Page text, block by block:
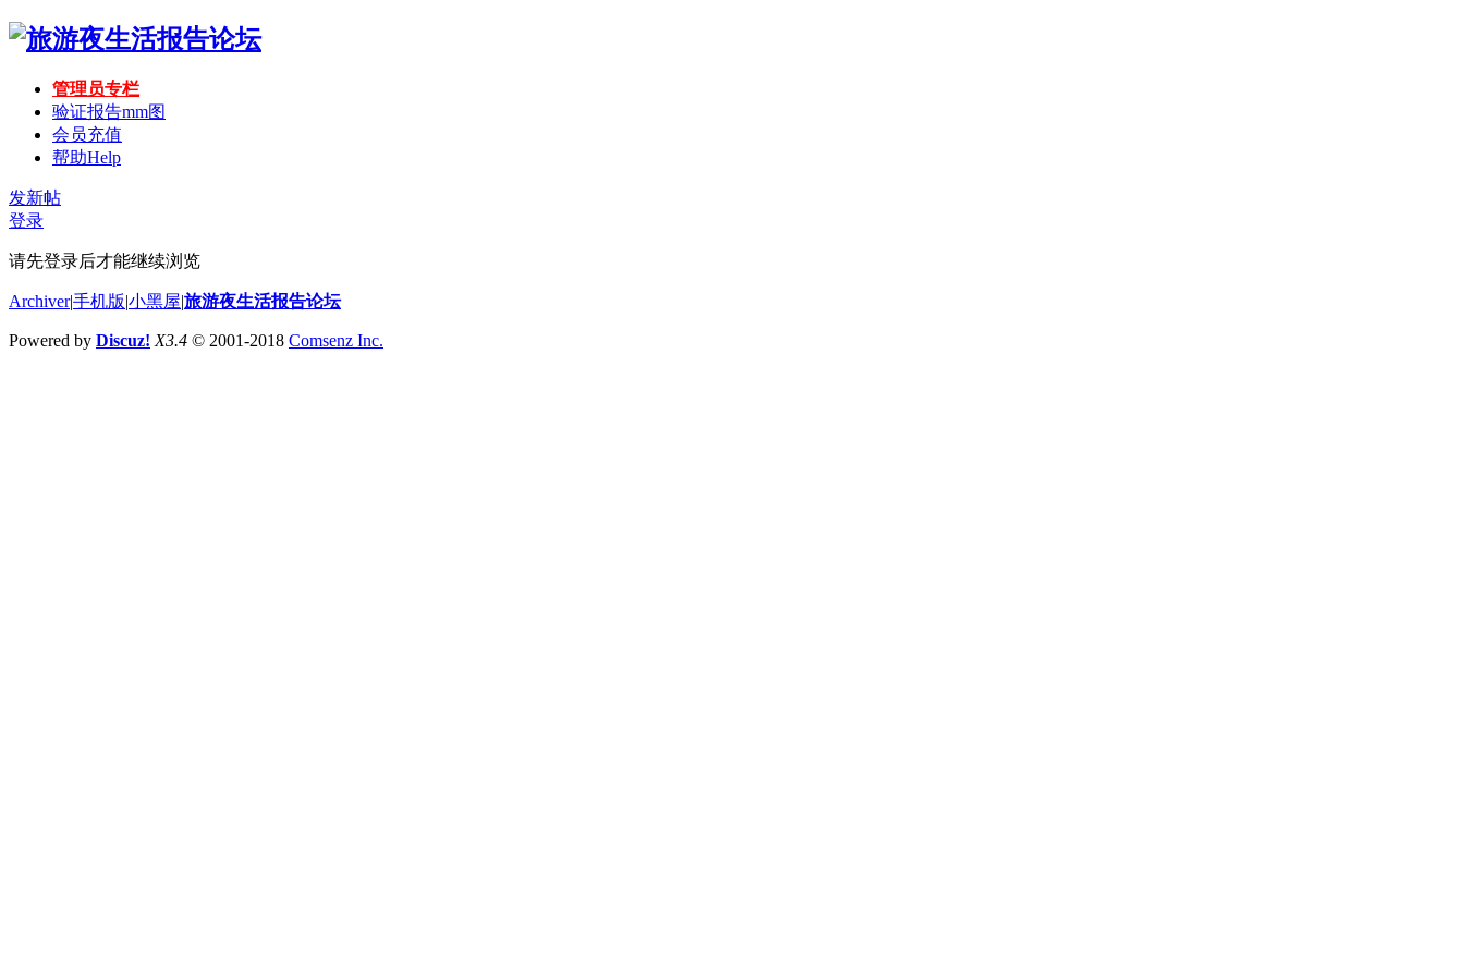
管理员专栏
验证报告mm图
会员充值
帮助Help
发新帖
登录
请先登录后才能继续浏览
Archiver|手机版|小黑屋|旅游夜生活报告论坛
Powered by Discuz! X3.4 © 2001-2018 Comsenz Inc.